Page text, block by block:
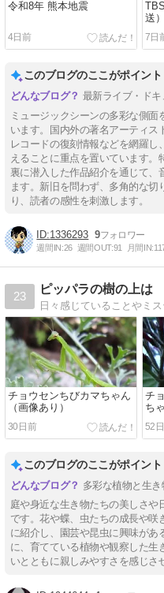
令和8年 熊本地震
4日前
送
ル
が
7日
このブログのここがポイント
最新ライブ・ド
ミュージックシーンの多彩な側
います。国内外の著名アーティス
レコードの復刻情報などを網羅
えることに重点を置いています
裏に潜入した作品紹介を通じて
ます。新旧を問わず、多角的な切
り、読者の感性を刺激します。
1336293 9
週間IN:26 週間OUT:91 月間IN:
23
ピッパラの樹の上は
チョウセンちびカマちゃん
（画像あり）
30日前
チ
ち
52
このブログのここがポイント
多彩な植物と生
庭や身近な生き物たちの美しさ
です。花や蝶、虫たちの成長や咲
に紹介し、園芸や昆虫に興味があ
に、育てている植物や観察した生
いとともに親しみやすさを感じさ